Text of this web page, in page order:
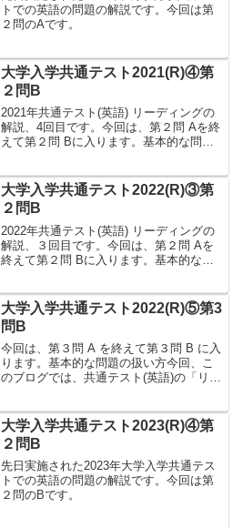
トでの英語の問題の解説です。今回は第
２問のAです。
大学入学共通テスト2021(R)④第
２問B
2021年共通テスト(英語) リーディングの
解説、4回目です。今回は、第２問 Aを終
えて第２問 Bに入ります。基本的な問題
を扱うこととします。基本的な問題の扱
い方は...
大学入学共通テスト2022(R)③第
２問B
2022年共通テスト(英語) リーディングの
解説、３回目です。今回は、第２問 Aを
終えて第２問 Bに入ります。基本的な問
けを扱うこととします。基本的な問題の
扱い方は...
大学入学共通テスト2022(R)⑤第3
問B
今回は、第３問 A を終えて第３問 B に入
ります。基本的な問題の扱い方今回、こ
のブログでは、共通テスト(英語)の「リー
りにします。①問題の提示※基本的には
「大問」毎に...
大学入学共通テスト2023(R)④第
２問B
先日実施された2023年大学入学共通テス
トでの英語の問題の解説です。今回は第
２問のBです。